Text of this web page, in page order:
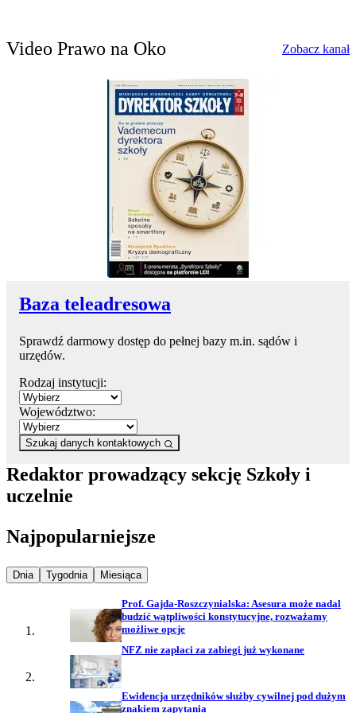
Video Prawo na Oko Zobacz kanał
Baza teleadresowa
Sprawdź darmowy dostęp do pełnej bazy m.in. sądów i
urzędów.
Rodzaj instytucji:
Województwo:
Szukaj danych kontaktowych
Redaktor prowadzący sekcję Szkoły i
uczelnie
Najpopularniejsze
Najpopularniejsze wiadomości z
Dnia Najpopularniejsze wiadomości z
Tygodnia Najpopularniejsze wiadomości z
Miesiąca
Prof. Gajda-Roszczynialska: Asesura może nadal
budzić wątpliwości konstytucyjne, rozważamy
możliwe opcje
NFZ nie zapłaci za zabiegi już wykonane
Ewidencja urzędników służby cywilnej pod dużym
znakiem zapytania